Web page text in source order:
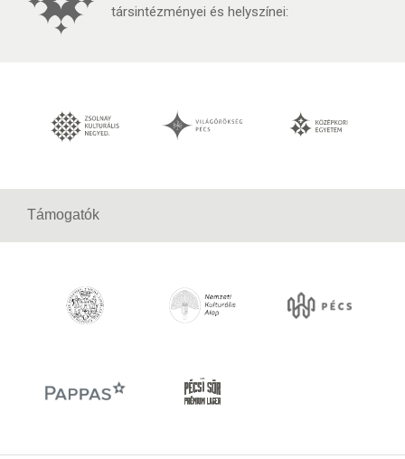
társintézményei és helyszínei:
Támogatók